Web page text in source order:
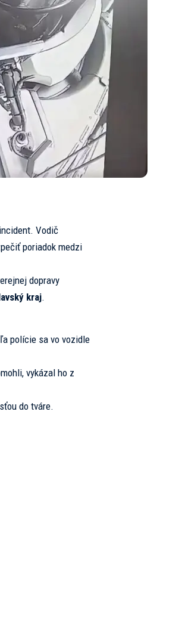
Vodič
poriadok medzi
dopravy
kraj.
polície sa vo vozidle
vykázal ho z
do tváre.